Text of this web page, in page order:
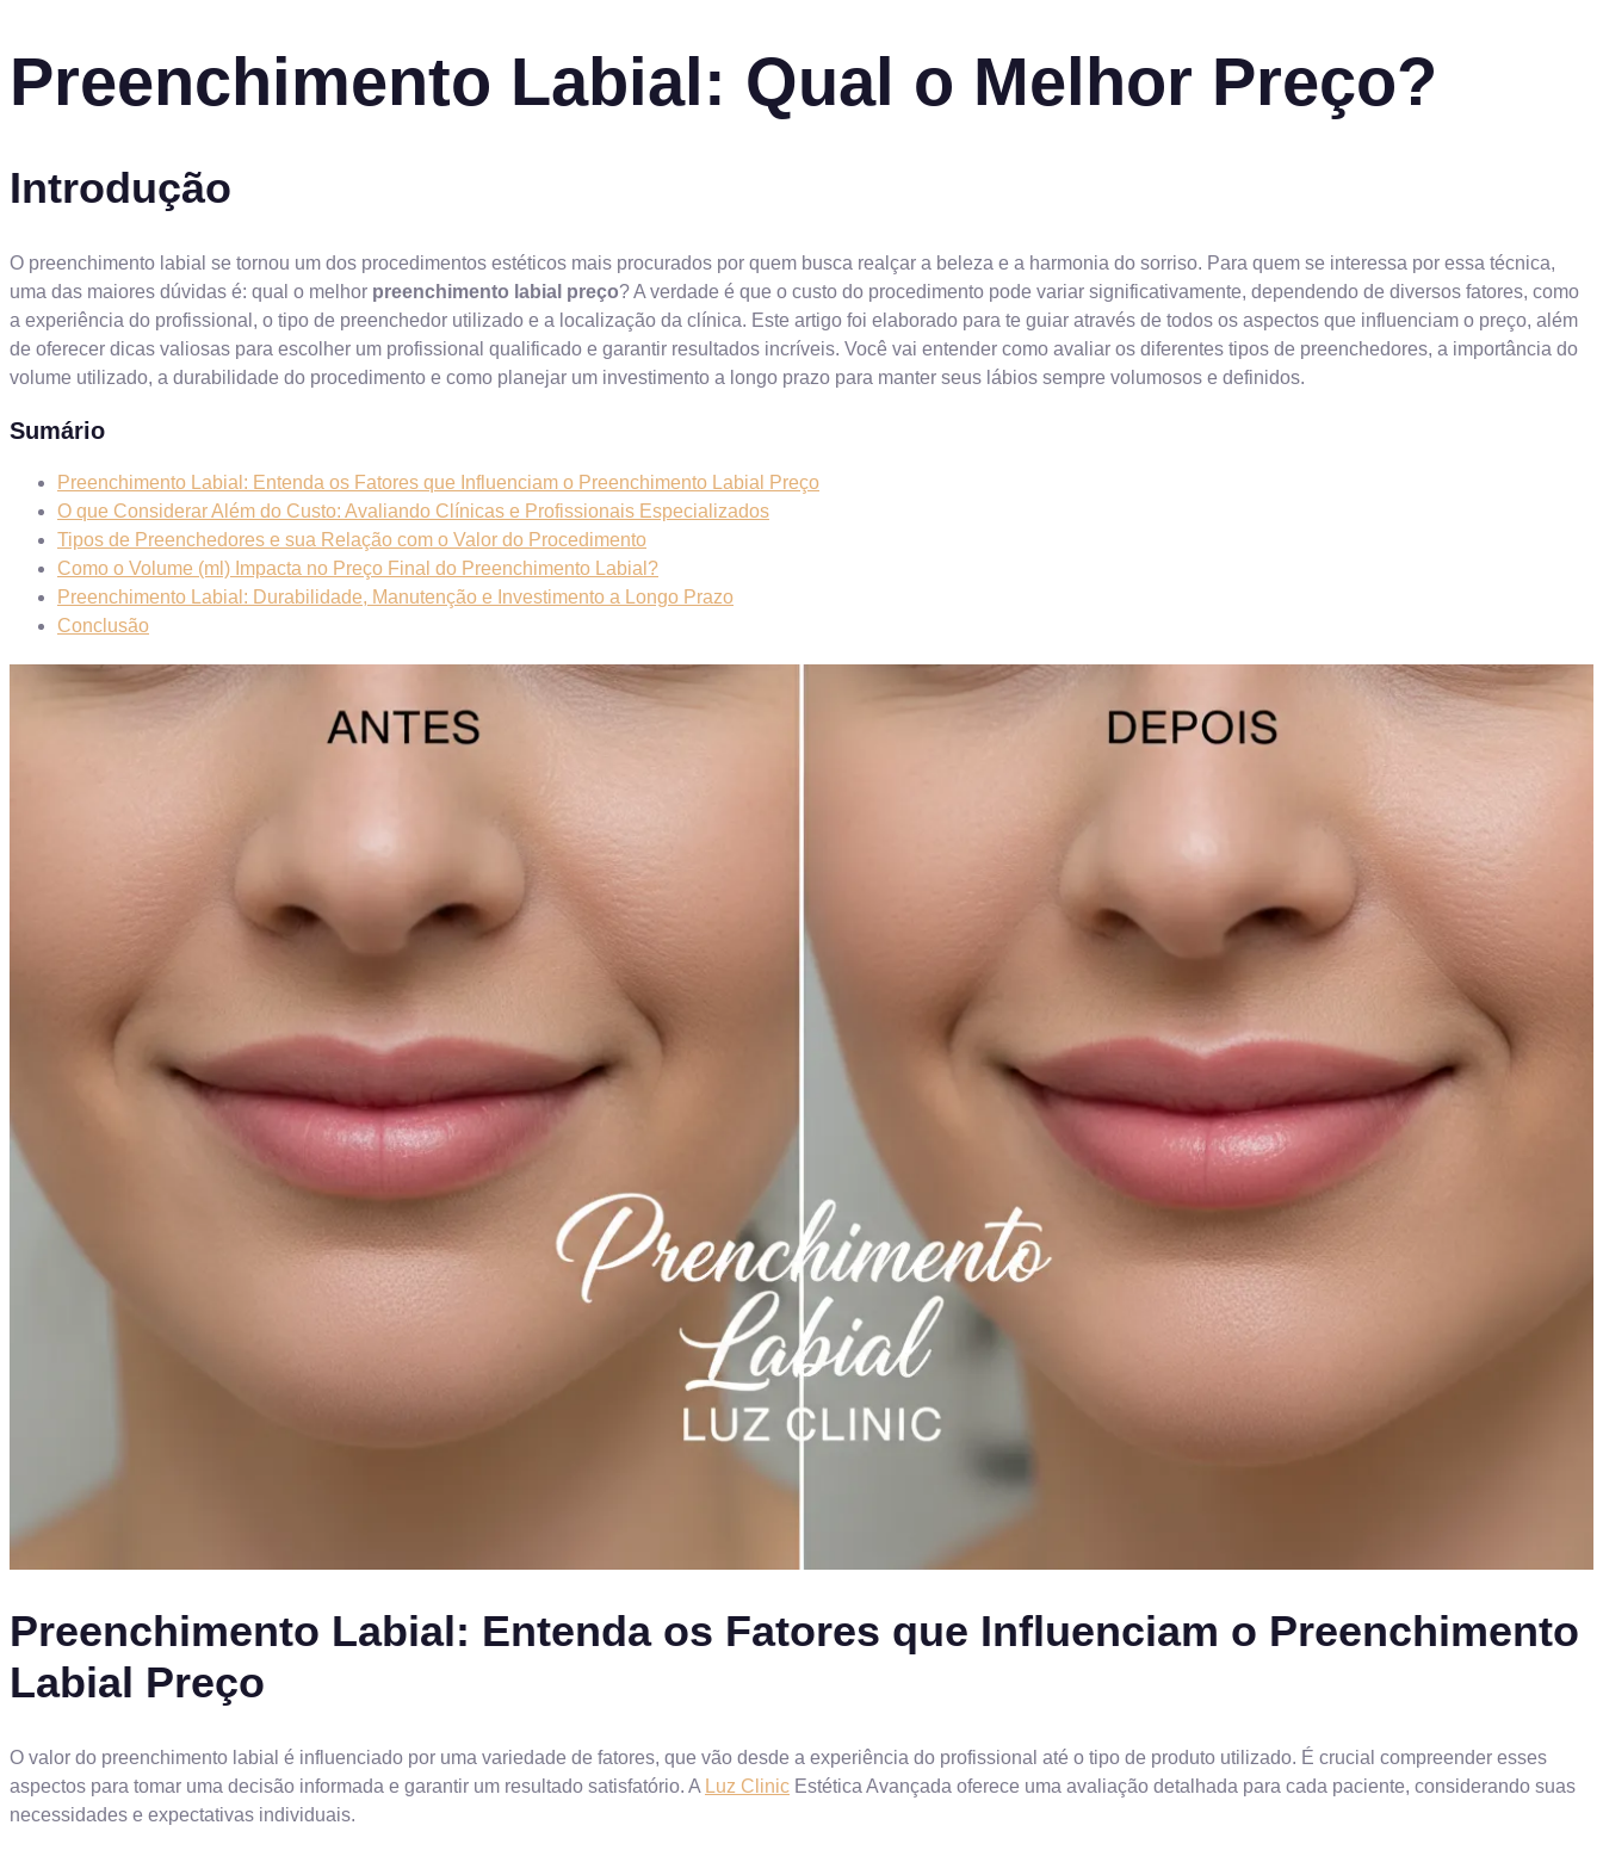
Preenchimento Labial: Qual o Melhor Preço?
Introdução
O preenchimento labial se tornou um dos procedimentos estéticos mais procurados por quem busca realçar a beleza e a harmonia do sorriso. Para quem se interessa por essa técnica,
uma das maiores dúvidas é: qual o melhor preenchimento labial preço? A verdade é que o custo do procedimento pode variar significativamente, dependendo de diversos fatores, como
a experiência do profissional, o tipo de preenchedor utilizado e a localização da clínica. Este artigo foi elaborado para te guiar através de todos os aspectos que influenciam o preço, além
de oferecer dicas valiosas para escolher um profissional qualificado e garantir resultados incríveis. Você vai entender como avaliar os diferentes tipos de preenchedores, a importância do
volume utilizado, a durabilidade do procedimento e como planejar um investimento a longo prazo para manter seus lábios sempre volumosos e definidos.
Sumário
Preenchimento Labial: Entenda os Fatores que Influenciam o Preenchimento Labial Preço
O que Considerar Além do Custo: Avaliando Clínicas e Profissionais Especializados
Tipos de Preenchedores e sua Relação com o Valor do Procedimento
Como o Volume (ml) Impacta no Preço Final do Preenchimento Labial?
Preenchimento Labial: Durabilidade, Manutenção e Investimento a Longo Prazo
Conclusão
Preenchimento Labial: Entenda os Fatores que Influenciam o Preenchimento
Labial Preço
O valor do preenchimento labial é influenciado por uma variedade de fatores, que vão desde a experiência do profissional até o tipo de produto utilizado. É crucial compreender esses
aspectos para tomar uma decisão informada e garantir um resultado satisfatório. A Luz Clinic Estética Avançada oferece uma avaliação detalhada para cada paciente, considerando suas
necessidades e expectativas individuais.